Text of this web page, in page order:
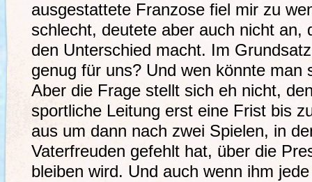
ausgestattete Franzose fiel mir zu
schlecht, deutete aber auch nicht an,
den Unterschied macht. Im
genug für uns? Und wen könnte man
Aber die Frage stellt sich eh nicht,
sportliche Leitung erst eine Frist bis
aus um dann nach zwei Spielen, in
Vaterfreuden gefehlt hat, über die
bleiben wird. Und auch wenn ihm